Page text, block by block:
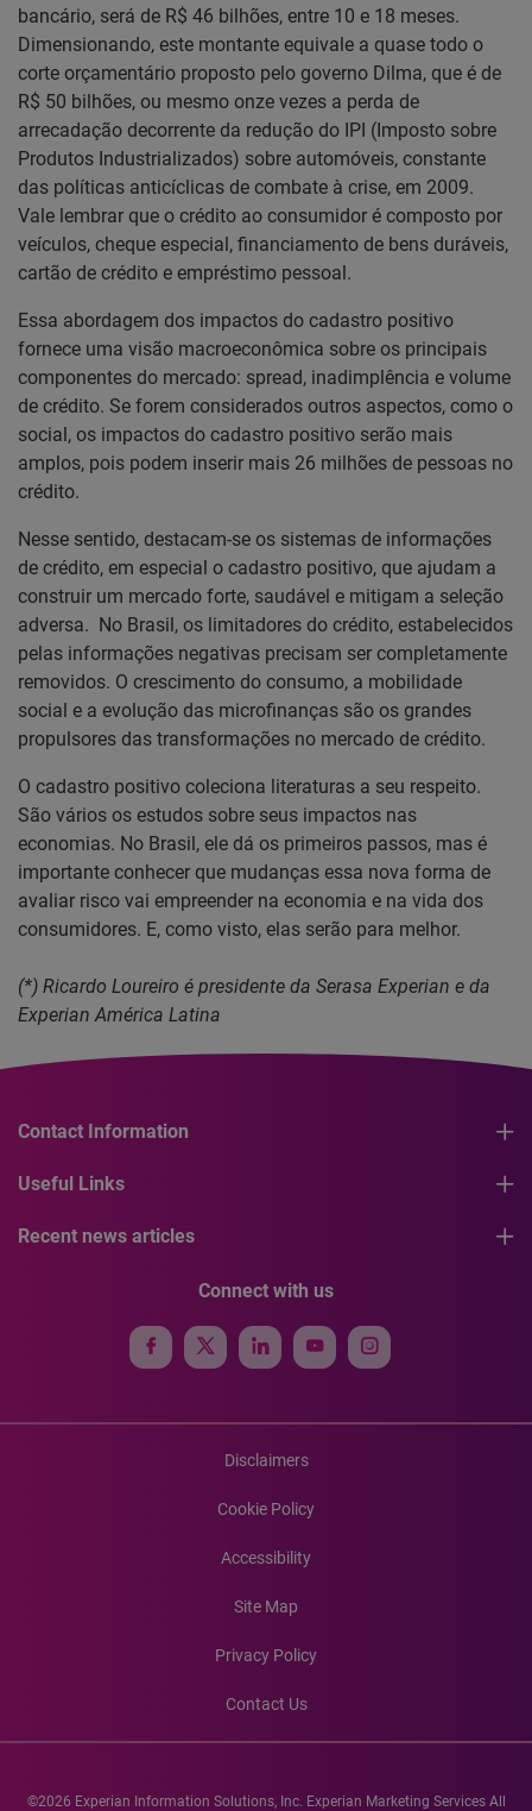
bancário, será de R$ 46 bilhões, entre 10 e 18 meses.
Dimensionando, este montante equivale a quase todo o
corte orçamentário proposto pelo governo Dilma, que é de
R$ 50 bilhões, ou mesmo onze vezes a perda de
arrecadação decorrente da redução do IPI (Imposto sobre
Produtos Industrializados) sobre automóveis, constante
das políticas anticíclicas de combate à crise, em 2009.
Vale lembrar que o crédito ao consumidor é composto por
veículos, cheque especial, financiamento de bens duráveis,
cartão de crédito e empréstimo pessoal.
Essa abordagem dos impactos do cadastro positivo
fornece uma visão macroeconômica sobre os principais
componentes do mercado: spread, inadimplência e volume
de crédito. Se forem considerados outros aspectos, como o
social, os impactos do cadastro positivo serão mais
amplos, pois podem inserir mais 26 milhões de pessoas no
crédito.
Nesse sentido, destacam-se os sistemas de informações
de crédito, em especial o cadastro positivo, que ajudam a
construir um mercado forte, saudável e mitigam a seleção
adversa. No Brasil, os limitadores do crédito, estabelecidos
pelas informações negativas precisam ser completamente
removidos. O crescimento do consumo, a mobilidade
social e a evolução das microfinanças são os grandes
propulsores das transformações no mercado de crédito.
O cadastro positivo coleciona literaturas a seu respeito.
São vários os estudos sobre seus impactos nas
economias. No Brasil, ele dá os primeiros passos, mas é
importante conhecer que mudanças essa nova forma de
avaliar risco vai empreender na economia e na vida dos
consumidores. E, como visto, elas serão para melhor.
(*) Ricardo Loureiro é presidente da Serasa Experian e da
Experian América Latina
Contact Information
Useful Links
Recent news articles
Connect with us
Disclaimers
Cookie Policy
Accessibility
Site Map
Privacy Policy
Contact Us
©2026 Experian Information Solutions, Inc. Experian Marketing Services All